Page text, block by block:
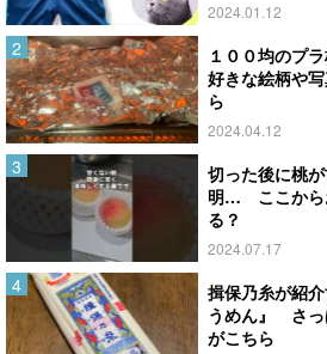
2024.01.12
１００均のプ
好きな絵柄や
ら
2024.04.12
切った後に桃
明… ここから
る？
2024.07.17
揖保乃糸が紹
うめん』 さっ
がこちら